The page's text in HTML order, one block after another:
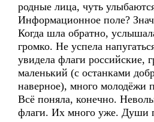
родные лица, чуть
Информационное поле?
Когда шла обратно,
громко. Не успела
увидела флаги российские,
маленький (с останками
наверное), много молодёжи
Всё поняла, конечно.
флаги. Их много уже. Души